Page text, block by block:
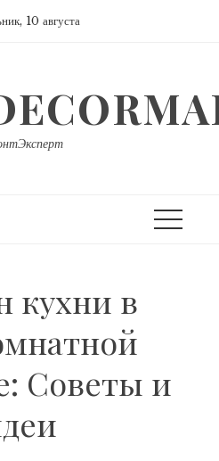
10 августа
кухни в
Советы и